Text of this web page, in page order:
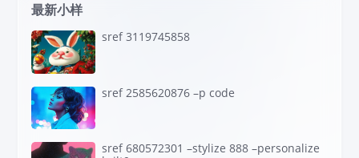
最新小样
sref 3119745858
sref 2585620876 –p code
sref 680572301 –stylize 888 –personalize